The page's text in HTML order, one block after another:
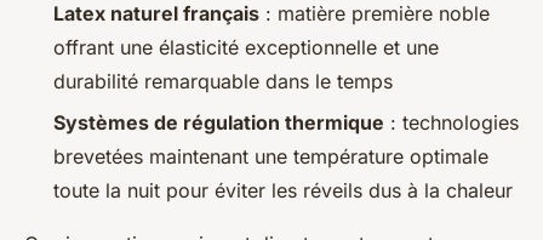
Latex naturel français : matière première noble
offrant une élasticité exceptionnelle et une
durabilité remarquable dans le temps
Systèmes de régulation thermique : technologies
brevetées maintenant une température optimale
toute la nuit pour éviter les réveils dus à la chaleur